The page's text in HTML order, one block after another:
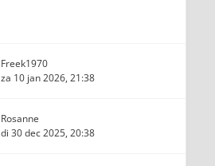
Freek1970
za 10 jan 2026, 21:38
Rosanne
di 30 dec 2025, 20:38